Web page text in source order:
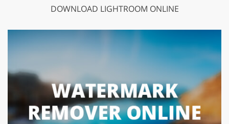
DOWNLOAD LIGHTROOM ONLINE